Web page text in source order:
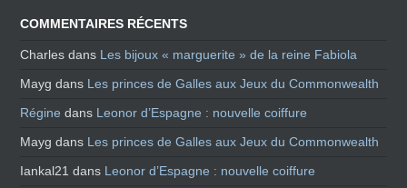
COMMENTAIRES RÉCENTS
Charles dans Les bijoux « marguerite » de la reine Fabiola
Mayg dans Les princes de Galles aux Jeux du Commonwealth
Régine dans Leonor d’Espagne : nouvelle coiffure
Mayg dans Les princes de Galles aux Jeux du Commonwealth
Iankal21 dans Leonor d’Espagne : nouvelle coiffure